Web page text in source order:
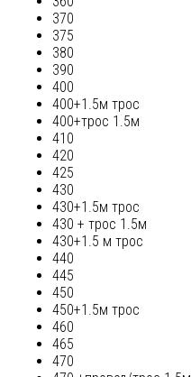
370
375
380
390
400
400+1.5м трос
400+трос 1.5м
410
420
425
430
430+1.5м трос
430 + трос 1.5м
430+1.5 м трос
440
445
450
450+1.5м трос
460
465
470